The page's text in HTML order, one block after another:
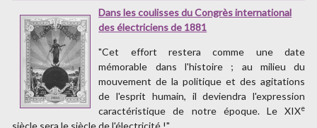
Dans les coulisses du Congrès international
des électriciens de 1881
"Cet effort restera comme une date
mémorable dans l'histoire ; au milieu du
mouvement de la politique et des agitations
de l'esprit humain, il deviendra l'expression
caractéristique de notre époque. Le XIXe